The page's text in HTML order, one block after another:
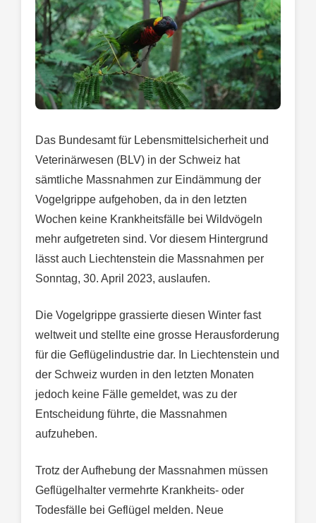
Das Bundesamt für Lebensmittelsicherheit und
Veterinärwesen (BLV) in der Schweiz hat
sämtliche Massnahmen zur Eindämmung der
Vogelgrippe aufgehoben, da in den letzten
Wochen keine Krankheitsfälle bei Wildvögeln
mehr aufgetreten sind. Vor diesem Hintergrund
lässt auch Liechtenstein die Massnahmen per
Sonntag, 30. April 2023, auslaufen.
Die Vogelgrippe grassierte diesen Winter fast
weltweit und stellte eine grosse Herausforderung
für die Geflügelindustrie dar. In Liechtenstein und
der Schweiz wurden in den letzten Monaten
jedoch keine Fälle gemeldet, was zu der
Entscheidung führte, die Massnahmen
aufzuheben.
Trotz der Aufhebung der Massnahmen müssen
Geflügelhalter vermehrte Krankheits- oder
Todesfälle bei Geflügel melden. Neue